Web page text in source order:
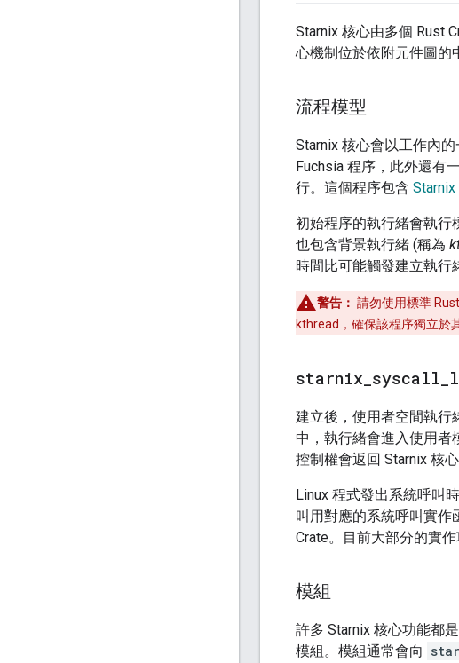
Starnix 核心由多個 Rust
心機制位於依附元件圖的
流程模型
Starnix 核心會以工作內
Fuchsia 程序，此外還有
行。這個程序包含
初始程序的執行緒會執行
也包含背景執行緒 (稱為
時間比可能觸發建立執行
警告： 請勿使用標準
kthread，確保該程序獨立於
starnix syscall
建立後，使用者空間執行
中，執行緒會進入使用者
控制權會返回 Starnix 核
Linux 程式發出系統呼叫時
叫用對應的系統呼叫實作
Crate。目前大部分的實
模組
許多 Starnix 核心功能都
模組。模組通常會向